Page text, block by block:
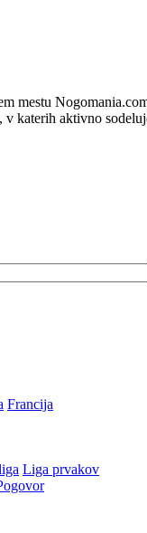
mestu
katerih aktivno
Francija
Liga prvakov